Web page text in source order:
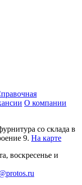
О компании
со склада в
9. На карте
воскресенье и